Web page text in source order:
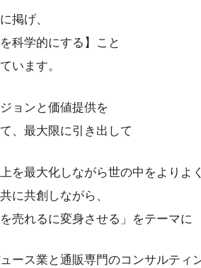
掲げ、
を科学的にする】こと
います。
ョンと価値提供を
、最大限に引き出して
を最大化しながら世の中をよりよ
に共創しながら、
を売れるに変身させる」をテーマに
ース業と通販専門のコンサルティ